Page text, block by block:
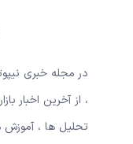
در مجله خبری
، از آخرین اخبار
تحلیل ها ، آموزش